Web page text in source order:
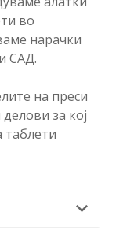
во
нарачки
САД.
на преси
за кој
таблети